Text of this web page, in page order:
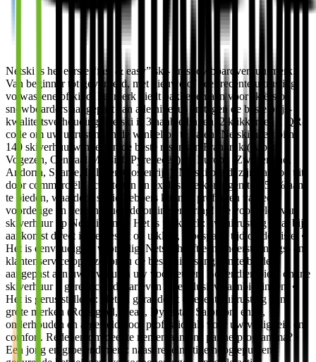
Netski is het eerste “fast & easy” ski- en snowboardverhuurmerk.
Van beginner tot gevorderd, met nieuwe of zeer recente uitrusting,
volwassene of kind, het merk biedt pakketten aan voor skiërs of
snowboarders aangepast aan alle niveaus en tegen de beste prijs-
kwaliteitsverhouding. Netski is 3 aanbiedingen, 2 klikken en 1 QR-
code om uw uitrusting in de winkel op te halen! Netski heeft bijna
140 skiverhuurwinkels in de beste resorts in Frankrijk (Alpen,
Vogezen, Centraal Massief, Pyreneeën) en Europa (Zwitserland,
Andorra, Spanje, Italië en Oostenrijk). Netski breidt zijn aanbod uit
door commerciële activiteiten en exclusieve kortingen tot -50% aan
te bieden, waardoor skiliefhebbers kunnen profiteren van een
voordelige en vereenvoudigde online-ervaring! De voordelen van
skiverhuur op Netski.com: • Het is praktisch: uw uitrusting staat bij
aankomst direct in het resort op u klaar, u bespaart tijd op de piste. •
Het is eenvoudig en voordelig: Netski heeft een ondersteunings- en
klantenservice opgezet om u de beste uitrusting aan te bieden,
aangepast aan uw niveau en uw voorkeuren. Bovendien biedt online
skiverhuur u gereduceerde tarieven en exclusieve aanbiedingen. •
Het is geruststellend: Netski garandeert u recente uitrusting van
grote merken (Rossignol, Head, Dynastar, Salomon, enz.),
onderhouden en afgesteld door professionals voor uw veiligheid en
comfort. Redenen om deel te nemen aan ons partnerprogramma? •
Een jong en groeiend merk: naast regelmatige hoogtepunten